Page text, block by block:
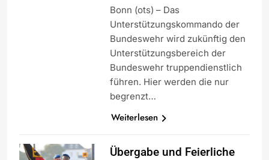
Bonn (ots) – Das
Unterstützungskommando der
Bundeswehr wird zukünftig den
Unterstützungsbereich der
Bundeswehr truppendienstlich
führen. Hier werden die nur
begrenzt…
Weiterlesen
Übergabe und Feierliche